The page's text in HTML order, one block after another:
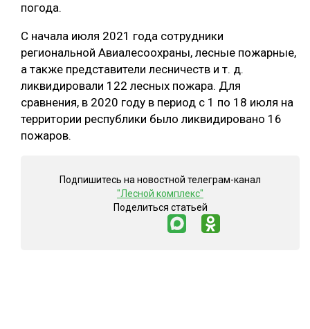
погода.
С начала июля 2021 года сотрудники
региональной Авиалесоохраны, лесные пожарные,
а также представители лесничеств и т. д.
ликвидировали 122 лесных пожара. Для
сравнения, в 2020 году в период с 1 по 18 июля на
территории республики было ликвидировано 16
пожаров.
Подпишитесь на новостной телеграм-канал
"Лесной комплекс"
Поделиться статьей